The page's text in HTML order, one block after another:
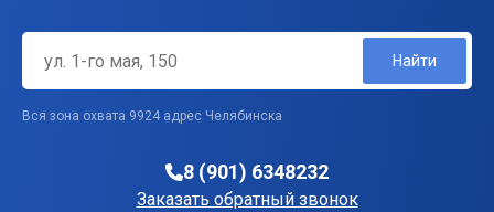
Найти
Вся зона охвата 9924 адрес Челябинска
8 (901) 6348232
Заказать обратный звонок